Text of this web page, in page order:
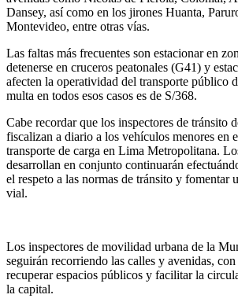
Dansey, así como en los jirones Huanta,
Montevideo, entre otras vías.
Las faltas más frecuentes son estacionar en
detenerse en cruceros peatonales (G41) y
afecten la operatividad del transporte público
multa en todos esos casos es de S/368.
Cabe recordar que los inspectores de tránsito
fiscalizan a diario a los vehículos menores en
transporte de carga en Lima Metropolitana.
desarrollan en conjunto continuarán
el respeto a las normas de tránsito y fomentar
vial.
Los inspectores de movilidad urbana de la
seguirán recorriendo las calles y avenidas,
recuperar espacios públicos y facilitar la
la capital.